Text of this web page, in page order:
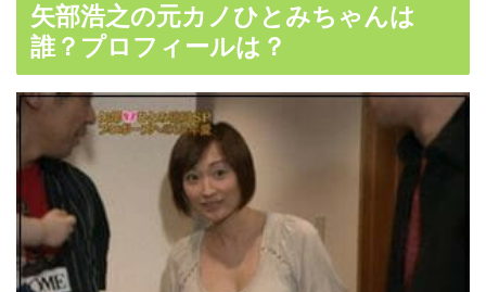
矢部浩之の元カノひとみちゃんは
誰？プロフィールは？